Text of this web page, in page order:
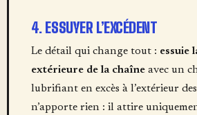
4. ESSUYER L’EXCÉDENT
Le détail qui change tout : essuie
extérieure de la chaîneavec un
lubrifiant en excès à l’extérieur
n’apporte rien : il attire